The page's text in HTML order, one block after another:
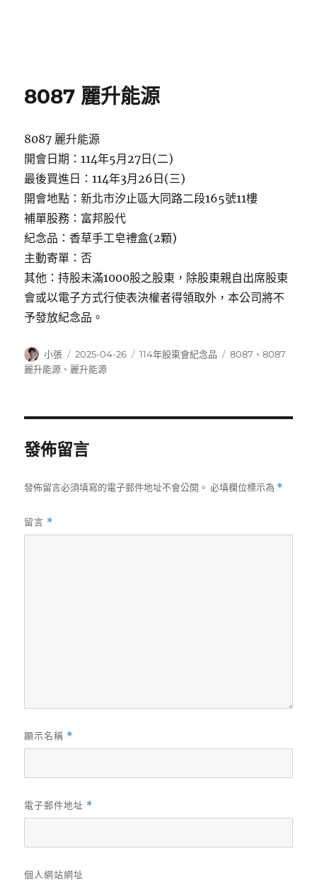
8087 麗升能源
8087 麗升能源
開會日期：114年5月27日(二)
最後買進日：114年3月26日(三)
開會地點：新北市汐止區大同路二段165號11樓
補單股務：富邦股代
紀念品：香草手工皂禮盒(2顆)
主動寄單：否
其他：持股未滿1000股之股東，除股東親自出席股東
會或以電子方式行使表決權者得領取外，本公司將不
予發放紀念品。
作
者
小張
發
佈
2025-04-26
分
114年股東會紀念品
標
8087 、8087
麗升能源 、 麗升能源
發佈留言
發佈留言必須填寫的電子郵件地址不會公開。 必填欄位標示為 *
留言 *
顯示名稱 *
電子郵件地址 *
個人網站網址